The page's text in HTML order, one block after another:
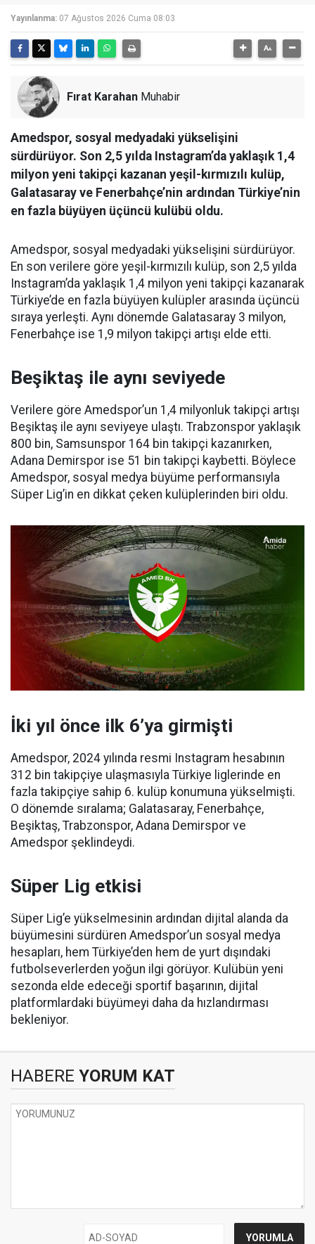
Yayınlanma: 07 Ağustos 2026 Cuma 08:03
Fırat Karahan Muhabir
Amedspor, sosyal medyadaki yükselişini
sürdürüyor. Son 2,5 yılda Instagram’da yaklaşık 1,4
milyon yeni takipçi kazanan yeşil-kırmızılı kulüp,
Galatasaray ve Fenerbahçe’nin ardından Türkiye’nin
en fazla büyüyen üçüncü kulübü oldu.
Amedspor, sosyal medyadaki yükselişini sürdürüyor.
En son verilere göre yeşil-kırmızılı kulüp, son 2,5 yılda
Instagram’da yaklaşık 1,4 milyon yeni takipçi kazanarak
Türkiye’de en fazla büyüyen kulüpler arasında üçüncü
sıraya yerleşti. Aynı dönemde Galatasaray 3 milyon,
Fenerbahçe ise 1,9 milyon takipçi artışı elde etti.
Beşiktaş ile aynı seviyede
Verilere göre Amedspor’un 1,4 milyonluk takipçi artışı
Beşiktaş ile aynı seviyeye ulaştı. Trabzonspor yaklaşık
800 bin, Samsunspor 164 bin takipçi kazanırken,
Adana Demirspor ise 51 bin takipçi kaybetti. Böylece
Amedspor, sosyal medya büyüme performansıyla
Süper Lig’in en dikkat çeken kulüplerinden biri oldu.
İki yıl önce ilk 6’ya girmişti
Amedspor, 2024 yılında resmi Instagram hesabının
312 bin takipçiye ulaşmasıyla Türkiye liglerinde en
fazla takipçiye sahip 6. kulüp konumuna yükselmişti.
O dönemde sıralama; Galatasaray, Fenerbahçe,
Beşiktaş, Trabzonspor, Adana Demirspor ve
Amedspor şeklindeydi.
Süper Lig etkisi
Süper Lig’e yükselmesinin ardından dijital alanda da
büyümesini sürdüren Amedspor’un sosyal medya
hesapları, hem Türkiye’den hem de yurt dışındaki
futbolseverlerden yoğun ilgi görüyor. Kulübün yeni
sezonda elde edeceği sportif başarının, dijital
platformlardaki büyümeyi daha da hızlandırması
bekleniyor.
HABERE YORUM KAT